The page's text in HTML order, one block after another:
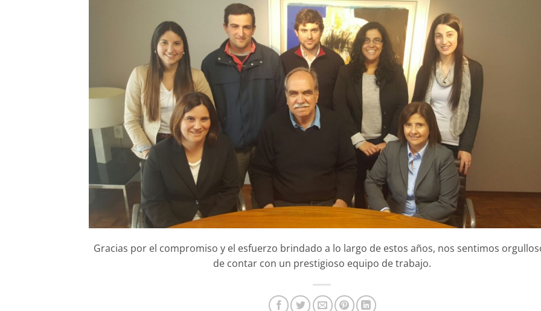
Gracias por el compromiso y el esfuerzo brindado a lo largo de estos años, nos sentimos
de contar con un prestigioso equipo de trabajo.